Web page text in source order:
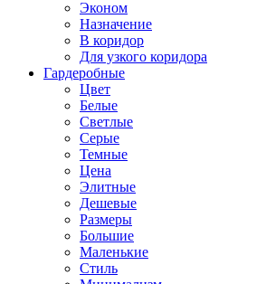
Эконом
Назначение
В коридор
Для узкого коридора
Гардеробные
Цвет
Белые
Светлые
Серые
Темные
Цена
Элитные
Дешевые
Размеры
Большие
Маленькие
Стиль